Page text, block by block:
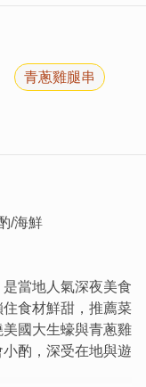
青蔥雞腿串
/海鮮
當地人氣深夜美食
食材鮮甜，推薦菜
國大生蠔與青蔥雞
酌，深受在地與遊